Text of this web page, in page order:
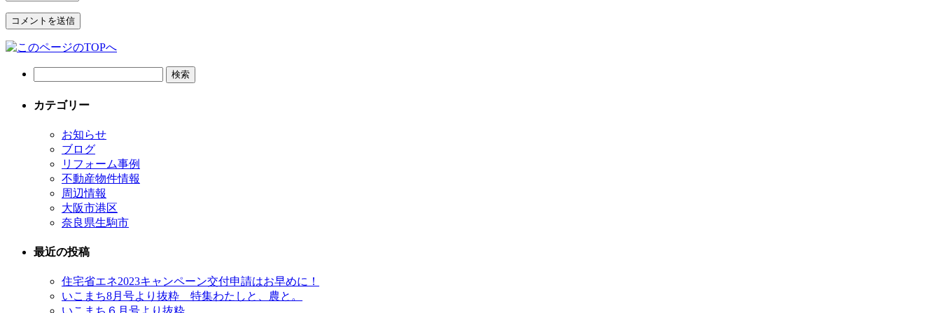
カテゴリー
お知らせ
ブログ
リフォーム事例
不動産物件情報
周辺情報
大阪市港区
奈良県生駒市
最近の投稿
住宅省エネ2023キャンペーン交付申請はお早めに！
いこまち8月号より抜粋 特集わたしと、農と。